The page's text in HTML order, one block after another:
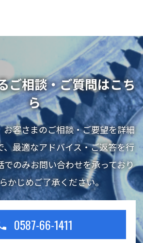
ご相談・ご質問はこち
ら
お客さまのご相談・ご要望を詳細
、最適なアドバイス・ご返答を行
でのみお問い合わせを承っており
かじめご了承ください。
0587-66-1411